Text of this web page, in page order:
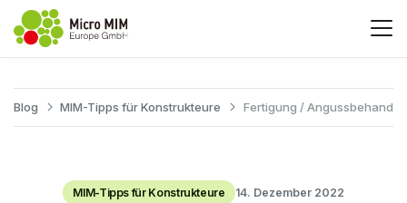
Blog MIM-Tipps für Konstrukteure Fertigung /
MIM-Tipps für Konstrukteure 14. Dezember 2022